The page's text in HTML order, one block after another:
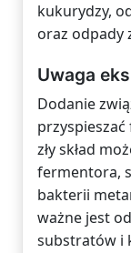
kukurydzy,
oraz odpady
Uwaga
Dodanie
zły skład
fermentora,
bakterii
ważne jest
substratów i